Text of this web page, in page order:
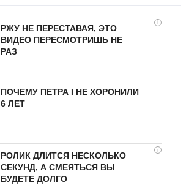
i
РЖУ НЕ ПЕРЕСТАВАЯ, ЭТО
ВИДЕО ПЕРЕСМОТРИШЬ НЕ
РАЗ
ПОЧЕМУ ПЕТРА I НЕ ХОРОНИЛИ
6 ЛЕТ
i
РОЛИК ДЛИТСЯ НЕСКОЛЬКО
СЕКУНД, А СМЕЯТЬСЯ ВЫ
БУДЕТЕ ДОЛГО